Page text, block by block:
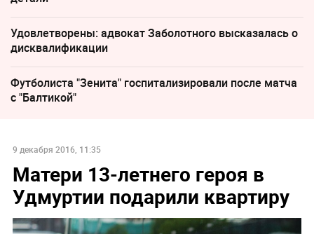
Удовлетворены: адвокат Заболотного высказалась о
дисквалификации
Футболиста "Зенита" госпитализировали после матча
с "Балтикой"
9 декабря 2016, 11:35
Матери 13-летнего героя в
Удмуртии подарили квартиру